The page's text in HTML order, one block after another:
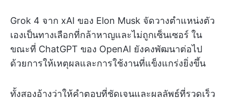
Grok 4 จาก xAI ของ Elon Musk จัดวางตำแหน่งตัว
เองเป็นทางเลือกที่กล้าหาญและไม่ถูกเซ็นเซอร์ ใน
ขณะที่ ChatGPT ของ OpenAI ยังคงพัฒนาต่อไป
ด้วยการให้เหตุผลและการใช้งานที่แข็งแกร่งยิ่งขึ้น
ทั้งสองอ้างว่าให้คำตอบที่ชัดเจนและผลลัพธ์ที่รวดเร็ว